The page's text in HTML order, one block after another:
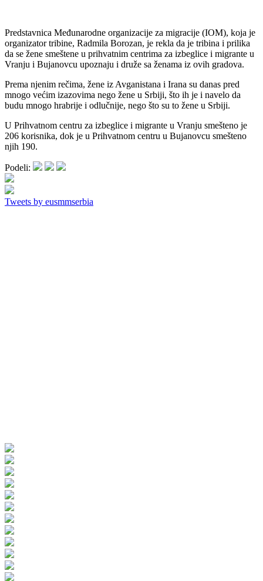
Predstavnica Međunarodne organizacije za migracije (IOM), koja je
organizator tribine, Radmila Borozan, je rekla da je tribina i prilika
da se žene smeštene u prihvatnim centrima za izbeglice i migrante u
Vranju i Bujanovcu upoznaju i druže sa ženama iz ovih gradova.
Prema njenim rečima, žene iz Avganistana i Irana su danas pred
mnogo većim izazovima nego žene u Srbiji, što ih je i navelo da
budu mnogo hrabrije i odlučnije, nego što su to žene u Srbiji.
U Prihvatnom centru za izbeglice i migrante u Vranju smešteno je
206 korisnika, dok je u Prihvatnom centru u Bujanovcu smešteno
njih 190.
Podeli:
Tweets by eusmmserbia